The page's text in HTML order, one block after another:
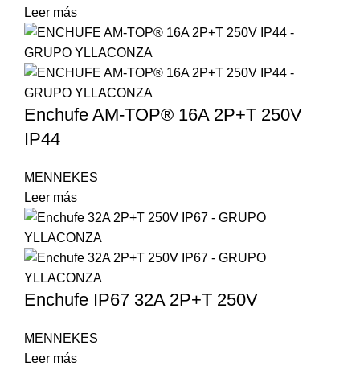
Leer más
Enchufe AM-TOP® 16A 2P+T 250V
IP44
MENNEKES
Leer más
Enchufe IP67 32A 2P+T 250V
MENNEKES
Leer más